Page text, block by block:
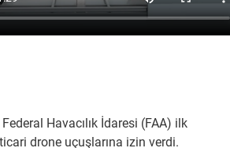
Havacılık İdaresi (FAA) ilk
drone uçuşlarına izin verdi.